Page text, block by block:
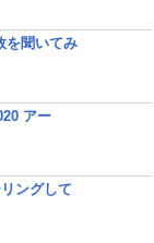
を聞いてみ
アー
ングして